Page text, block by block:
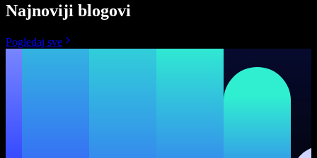
Najnoviji blogovi
Pogledaj sve